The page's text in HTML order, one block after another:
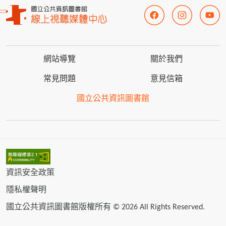
:::
網站導覽 關於我們
常見問題 意見信箱
國立公共資訊圖書館
資訊安全政策
隱私權聲明
國立公共資訊圖書館版權所有 © 2026 All Rights Reserved.